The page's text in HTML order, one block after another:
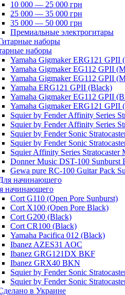
10 000 — 25 000 грн
25 000 — 35 000 грн
35 000 — 50 000 грн
Премиальные электрогитары
наборы
Yamaha Gigmaker ERG121 GPII
Yamaha Gigmaker EG112 GPII
Yamaha Gigmaker EG112 GPII
Yamaha ERG121 GPII (Black)
Yamaha Gigmaker EG112 GPII
Yamaha Gigmaker ERG121 GPII
Squier by Fender Affinity Series
Squier by Fender Affinity Series
Squier by Fender Sonic
Squier by Fender Sonic
Squier Affinity Series Stratocaster
Donner Music DST-100 Sunburst
Gewa pure RC-100 Guitar Pack
начинающего
Cort G110 (Open Pore Sunburst)
Cort X100 (Open Pore Black)
Cort G200 (Black)
Cort CR100 (Black)
Yamaha Pacifica 012 (Black)
Ibanez AZES31 AOC
Ibanez GRG121DX BKF
Ibanez GRX40 BKN
Squier by Fender Sonic
Squier by Fender Sonic